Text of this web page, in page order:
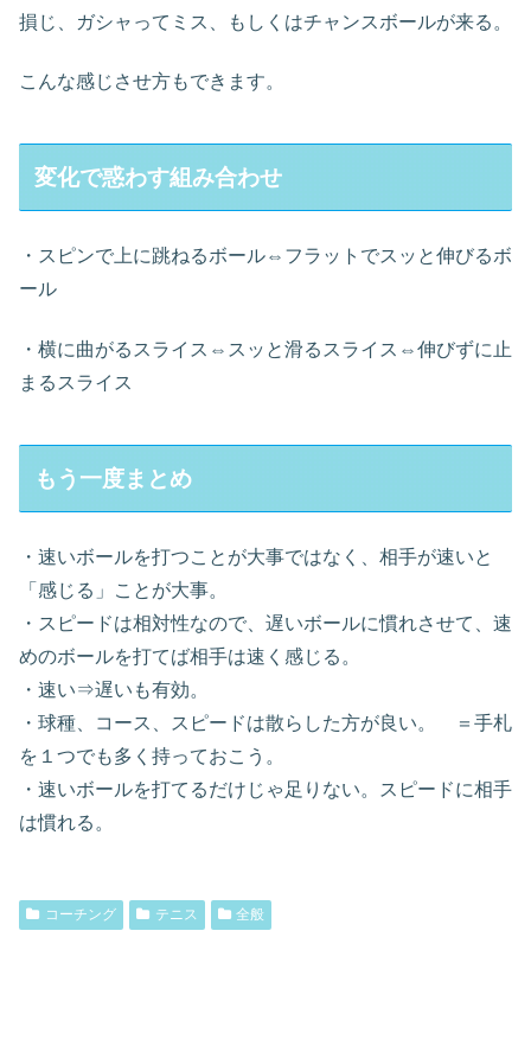
損じ、ガシャってミス、もしくはチャンスボールが来る。
こんな感じさせ方もできます。
変化で惑わす組み合わせ
・スピンで上に跳ねるボール⇔フラットでスッと伸びるボ
ール
・横に曲がるスライス⇔スッと滑るスライス⇔伸びずに止
まるスライス
もう一度まとめ
・速いボールを打つことが大事ではなく、相手が速いと
「感じる」ことが大事。
・スピードは相対性なので、遅いボールに慣れさせて、速
めのボールを打てば相手は速く感じる。
・速い⇒遅いも有効。
・球種、コース、スピードは散らした方が良い。 ＝手札
を１つでも多く持っておこう。
・速いボールを打てるだけじゃ足りない。スピードに相手
は慣れる。
コーチング テニス 全般